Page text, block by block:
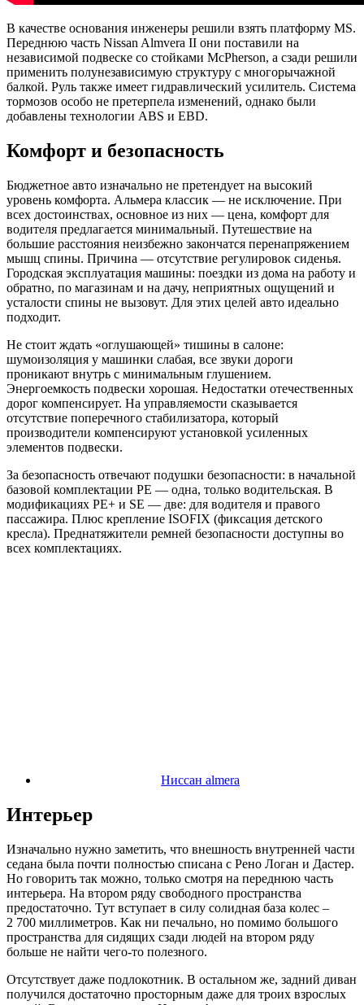
В качестве основания инженеры решили взять платформу MS.
Переднюю часть Nissan Almvera II они поставили на
независимой подвеске со стойками McPherson, а сзади решили
применить полунезависимую структуру с многорычажной
балкой. Руль также имеет гидравлический усилитель. Система
тормозов особо не претерпела изменений, однако были
добавлены технологии ABS и EBD.
Комфорт и безопасность
Бюджетное авто изначально не претендует на высокий
уровень комфорта. Альмера классик — не исключение. При
всех достоинствах, основное из них — цена, комфорт для
водителя предлагается минимальный. Путешествие на
большие расстояния неизбежно закончатся перенапряжением
мышц спины. Причина — отсутствие регулировок сиденья.
Городская эксплуатация машины: поездки из дома на работу и
обратно, по магазинам и на дачу, неприятных ощущений и
усталости спины не вызовут. Для этих целей авто идеально
подходит.
Не стоит ждать «оглушающей» тишины в салоне:
шумоизоляция у машинки слабая, все звуки дороги
проникают внутрь с минимальным глушением.
Энергоемкость подвески хорошая. Недостатки отечественных
дорог компенсирует. На управляемости сказывается
отсутствие поперечного стабилизатора, который
производители компенсируют установкой усиленных
элементов подвески.
За безопасность отвечают подушки безопасности: в начальной
базовой комплектации PE — одна, только водительская. В
модификациях PE+ и SE — две: для водителя и правого
пассажира. Плюс крепление ISOFIX (фиксация детского
кресла). Преднатяжители ремней безопасности доступны во
всех комплектациях.
Ниссан almera
Интерьер
Изначально нужно заметить, что внешность внутренней части
седана была почти полностью списана с Рено Логан и Дастер.
Но говорить так можно, только смотря на переднюю часть
интерьера. На втором ряду свободного пространства
предостаточно. Тут вступает в силу солидная база колес –
2 700 миллиметров. Как ни печально, но помимо большого
пространства для сидящих сзади людей на втором ряду
больше не найти чего-то полезного.
Отсутствует даже подлокотник. В остальном же, задний диван
получился достаточно просторным даже для троих взрослых